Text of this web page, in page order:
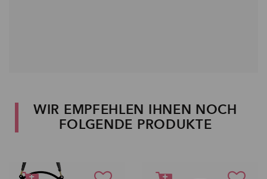
WIR EMPFEHLEN IHNEN NOCH
FOLGENDE PRODUKTE